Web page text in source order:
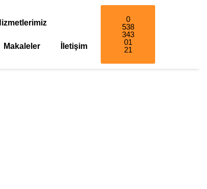
Makaleler İletişim
0
538
343
01
21